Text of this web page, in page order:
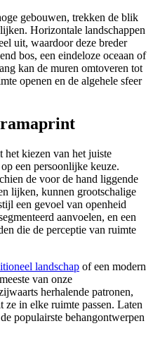
gebouwen, trekken de blik
Horizontale landschappen
uit, waardoor deze breder
bos, een eindeloze oceaan of
kan de muren omtoveren tot
openen en de algehele sfeer
het kiezen van het juiste
een persoonlijke keuze.
de voor de hand liggende
lijken, kunnen grootschalige
een gevoel van openheid
aanvoelen, en een
die de perceptie van ruimte
landschap of een modern
van onze
herhalende patronen,
in elke ruimte passen. Laten
populairste behangontwerpen